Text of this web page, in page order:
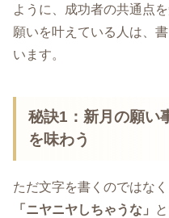
ように、成功者の共通点
願いを叶えている人は、
います。
秘訣1：新月の願い
を味わう
ただ文字を書くのではな
「ニヤニヤしちゃうな」